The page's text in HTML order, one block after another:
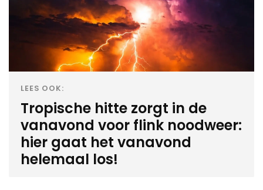
LEES OOK:
Tropische hitte zorgt in de
vanavond voor flink noodweer:
hier gaat het vanavond
helemaal los!